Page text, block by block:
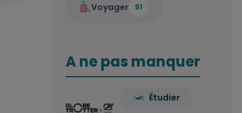
Voyager 91
A ne pas manquer
Étudier